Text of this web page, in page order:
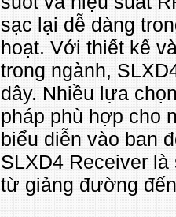
sạc lại dễ dàng
hoạt. Với thiết kế
trong ngành,
dây. Nhiều lựa
pháp phù hợp cho
biểu diễn vào ban
SLXD4 Receiver
từ giảng đường